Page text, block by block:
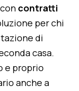
contratti
per chi
di
casa.
e proprio
anche a